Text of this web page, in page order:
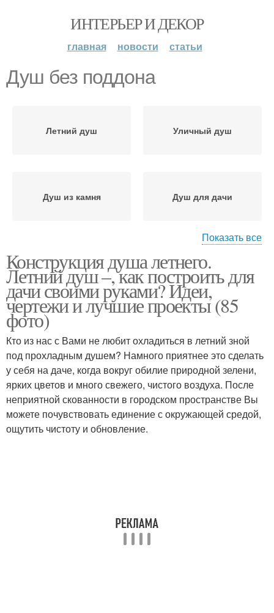
ИНТЕРЬЕР И ДЕКОР
главная новости статьи
Душ без поддона
Летний душ Уличный душ
Душ из камня Душ для дачи
Слив для душа Душ с подачей
Лейка для летнего душа
Душ на дачу
Показать все
Конструкция душа летнего.
Летний душ –, как построить для
дачи своими руками? Идеи,
чертежи и лучшие проекты (85
фото)
Кто из нас с Вами не любит охладиться в летний зной
под прохладным душем? Намного приятнее это сделать
у себя на даче, когда вокруг обилие природной зелени,
ярких цветов и много свежего, чистого воздуха. После
неприятной скованности в городском пространстве Вы
можете почувствовать единение с окружающей средой,
ощутить чистоту и обновление.